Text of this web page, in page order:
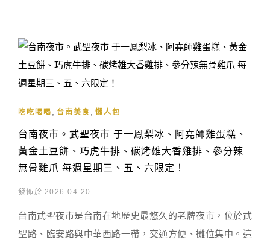
吃吃喝喝 台南美食 懶人包
台南夜市。武聖夜市 于一鳳梨冰、阿堯師雞蛋糕、
黃金土豆餅、巧虎牛排、碳烤雄大香雞排、參分辣
無骨雞爪 每週星期三、五、六限定！
發佈於 2026-04-20
台南武聖夜市是台南在地歷史最悠久的老牌夜市，位於武
聖路、臨安路與中華西路一帶，交通方便、攤位集中。這